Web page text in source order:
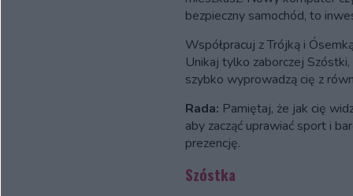
bezpieczny samochód, to
Współpracuj z Trójką i
Unikaj tylko zaborczej
szybko wyprowadzą cię z
Rada: Pamiętaj, że jak cię
aby zacząć uprawiać sport i
prezencję.
Szóstka